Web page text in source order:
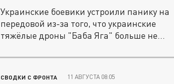
Украинские боевики устроили панику на
передовой из-за того, что украинские
тяжёлые дроны "Баба Яга" больше не...
СВОДКИ С ФРОНТА 11 АВГУСТА 08:05